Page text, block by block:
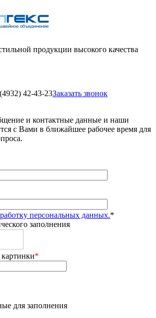
продукции высокого качества
42-43-23Заказать звонок
и контактные данные и наши
с Вами в ближайшее рабочее время для
персональных данных.*
заполнения
*
для заполнения